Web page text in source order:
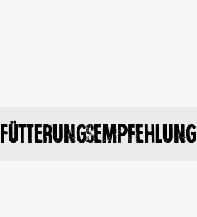
Fütterungsempfehlung